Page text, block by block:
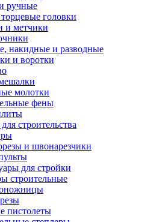
ручные
головки
и метчики
накидные и разводные
и воротки
молотки
фены
строительства
и швонарезчики
для стройки
строительные
пистолеты